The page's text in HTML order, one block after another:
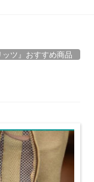
ッツ』おすすめ商品